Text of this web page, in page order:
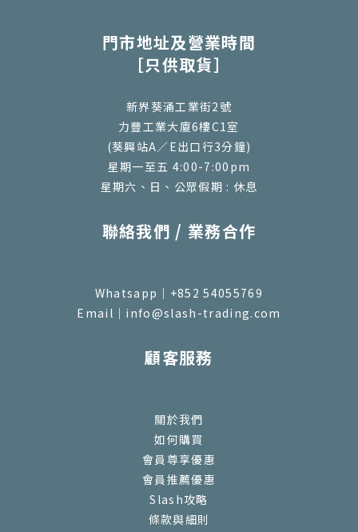
門市地址及營業時間
［只供取貨］
新界葵涌工業街2號
力豐工業大廈6樓C1室
(葵興站A／E出口行3分鐘)
星期一至五 4:00-7:00pm
星期六、日、公眾假期 : 休息
聯絡我們 / 業務合作
Whatsapp｜+852 54055769
Email｜info@slash-trading.com
顧客服務
關於我們
如何購買
會員尊享優惠
會員推薦優惠
Slash攻略
條款與細則